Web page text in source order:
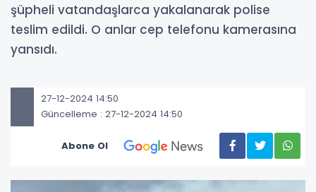
şüpheli vatandaşlarca yakalanarak polise
teslim edildi. O anlar cep telefonu kamerasına
yansıdı.
27-12-2024 14:50
Güncelleme : 27-12-2024 14:50
Abone Ol